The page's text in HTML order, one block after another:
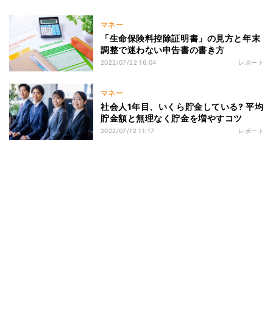
マネー
「生命保険料控除証明書」の見方と年末
調整で迷わない申告書の書き方
2022/07/22 16:04 レポート
マネー
社会人1年目、いくら貯金している? 平均
貯金額と無理なく貯金を増やすコツ
2022/07/12 11:17 レポート